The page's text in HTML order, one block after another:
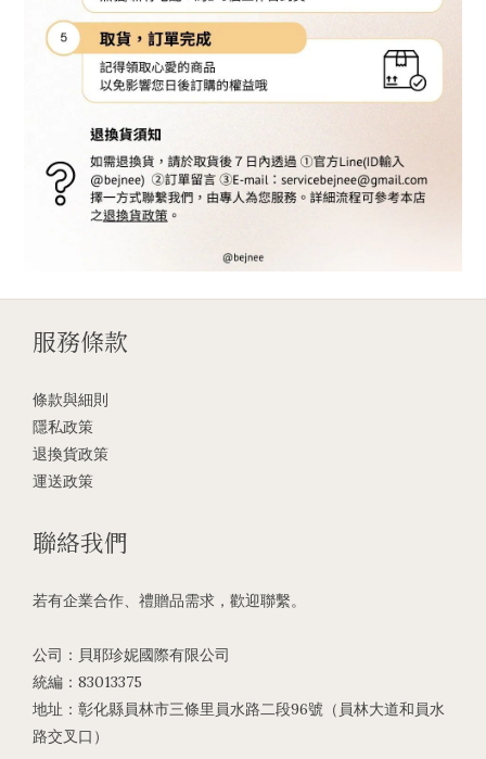
服務條款
條款與細則
隱私政策
退換貨政策
運送政策
聯絡我們
若有企業合作、禮贈品需求，歡迎聯繫。
公司：貝耶珍妮國際有限公司
統編：83013375
地址：彰化縣員林市三條里員水路二段96號（員林大道和員水
路交叉口）